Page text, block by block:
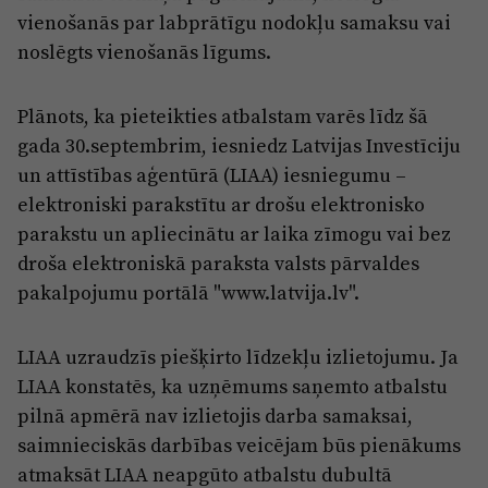
vienošanās par labprātīgu nodokļu samaksu vai
noslēgts vienošanās līgums.
Plānots, ka pieteikties atbalstam varēs līdz šā
gada 30.septembrim, iesniedz Latvijas Investīciju
un attīstības aģentūrā (LIAA) iesniegumu –
elektroniski parakstītu ar drošu elektronisko
parakstu un apliecinātu ar laika zīmogu vai bez
droša elektroniskā paraksta valsts pārvaldes
pakalpojumu portālā "www.latvija.lv".
LIAA uzraudzīs piešķirto līdzekļu izlietojumu. Ja
LIAA konstatēs, ka uzņēmums saņemto atbalstu
pilnā apmērā nav izlietojis darba samaksai,
saimnieciskās darbības veicējam būs pienākums
atmaksāt LIAA neapgūto atbalstu dubultā